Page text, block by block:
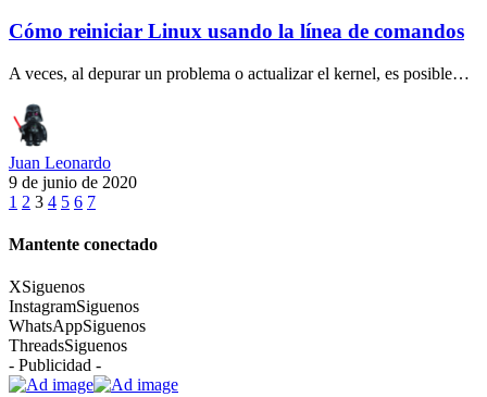
Cómo reiniciar Linux usando la línea de comandos
A veces, al depurar un problema o actualizar el kernel, es posible…
Juan Leonardo
9 de junio de 2020
1 2 3 4 5 6 7
Mantente conectado
XSiguenos
InstagramSiguenos
WhatsAppSiguenos
ThreadsSiguenos
- Publicidad -